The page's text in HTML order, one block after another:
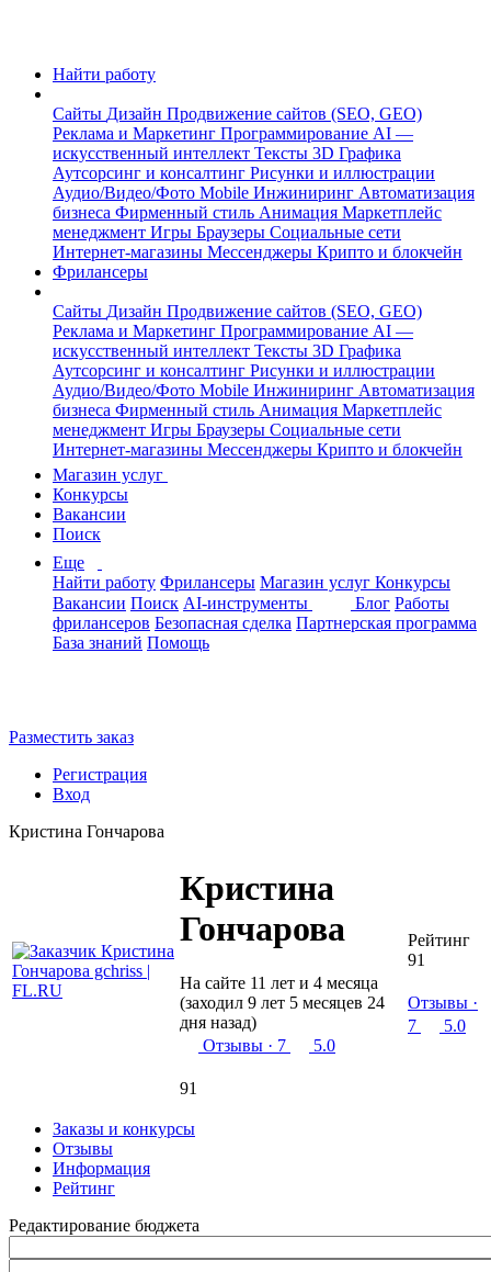
Найти работу
Сайты Дизайн Продвижение сайтов (SEO, GEO)
Реклама и Маркетинг Программирование AI —
искусственный интеллект Тексты 3D Графика
Аутсорсинг и консалтинг Рисунки и иллюстрации
Аудио/Видео/Фото Mobile Инжиниринг Автоматизация
бизнеса Фирменный стиль Анимация Маркетплейс
менеджмент Игры Браузеры Социальные сети
Интернет-магазины Мессенджеры Крипто и блокчейн
Фрилансеры
Сайты Дизайн Продвижение сайтов (SEO, GEO)
Реклама и Маркетинг Программирование AI —
искусственный интеллект Тексты 3D Графика
Аутсорсинг и консалтинг Рисунки и иллюстрации
Аудио/Видео/Фото Mobile Инжиниринг Автоматизация
бизнеса Фирменный стиль Анимация Маркетплейс
менеджмент Игры Браузеры Социальные сети
Интернет-магазины Мессенджеры Крипто и блокчейн
Магазин услуг
Конкурсы
Вакансии
Поиск
Еще
Найти работу Фрилансеры Магазин услуг Конкурсы
Вакансии Поиск AI-инструменты Блог Работы
фрилансеров Безопасная сделка Партнерская программа
База знаний Помощь
Разместить заказ
Регистрация
Вход
Кристина Гончарова
Кристина
Гончарова
На сайте 11 лет и 4 месяца
(заходил 9 лет 5 месяцев 24
дня назад)
Отзывы · 7 5.0
91
Рейтинг
91
Отзывы ·
7
5.0
Заказы и конкурсы
Отзывы
Информация
Рейтинг
Редактирование бюджета